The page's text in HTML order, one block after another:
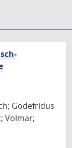
Godefridus
Volmar;